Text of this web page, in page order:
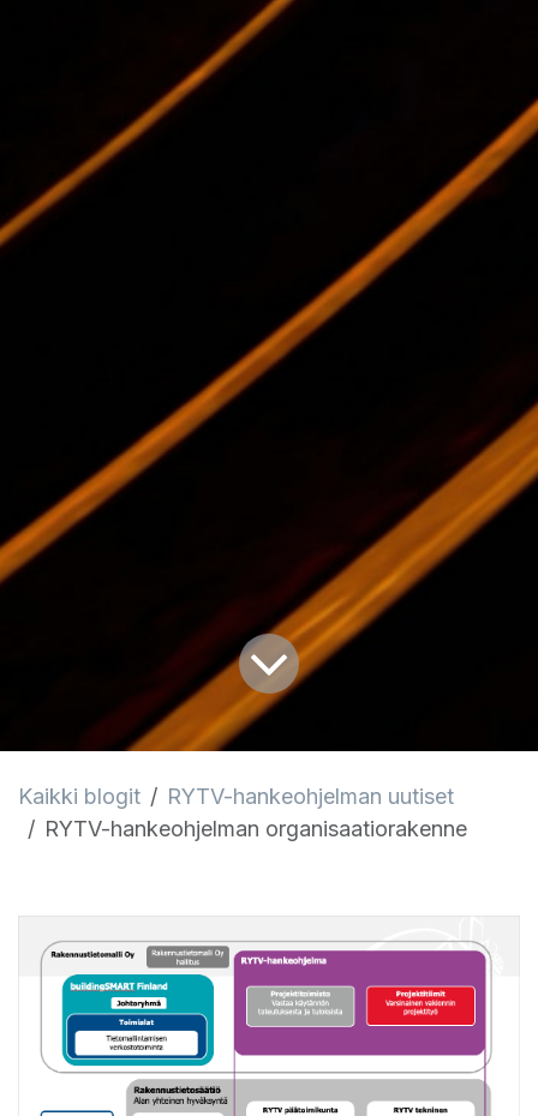
Kaikki blogit
RYTV-hankeohjelman uutiset
RYTV-hankeohjelman organisaatiorakenne